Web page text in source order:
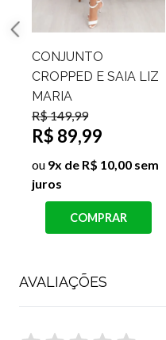
CONJUNTO
CROPPED E SAIA LIZ
MARIA
R$ 149,99
R$ 89,99
ou 9x de R$ 10,00 sem
juros
COMPRAR
AVALIAÇÕES